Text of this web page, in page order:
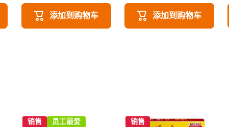
添加到购物车 添加到购物车
销售 员工最爱 销售